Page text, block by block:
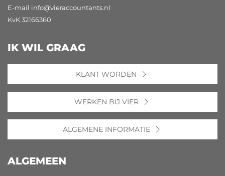
E-mail info@vieraccountants.nl
KvK 32166360
IK WIL GRAAG
KLANT WORDEN
WERKEN BIJ VIER
ALGEMENE INFORMATIE
ALGEMEEN